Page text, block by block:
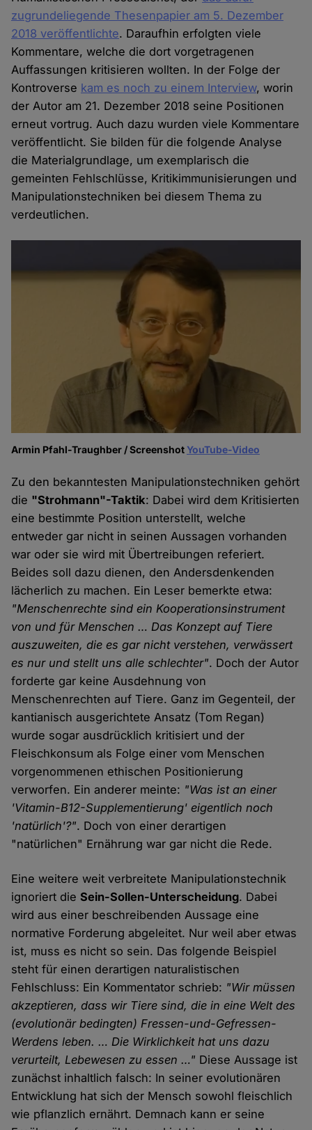
zugrundeliegende Thesenpapier am 5. Dezember
2018 veröffentlichte. Daraufhin erfolgten viele
Kommentare, welche die dort vorgetragenen
Auffassungen kritisieren wollten. In der Folge der
Kontroverse kam es noch zu einem Interview, worin
der Autor am 21. Dezember 2018 seine Positionen
erneut vortrug. Auch dazu wurden viele Kommentare
veröffentlicht. Sie bilden für die folgende Analyse
die Materialgrundlage, um exemplarisch die
gemeinten Fehlschlüsse, Kritikimmunisierungen und
Manipulationstechniken bei diesem Thema zu
verdeutlichen.
Armin Pfahl-Traughber / Screenshot YouTube-Video
Zu den bekanntesten Manipulationstechniken gehört
die "Strohmann"-Taktik: Dabei wird dem Kritisierten
eine bestimmte Position unterstellt, welche
entweder gar nicht in seinen Aussagen vorhanden
war oder sie wird mit Übertreibungen referiert.
Beides soll dazu dienen, den Andersdenkenden
lächerlich zu machen. Ein Leser bemerkte etwa:
"Menschenrechte sind ein Kooperationsinstrument
von und für Menschen … Das Konzept auf Tiere
auszuweiten, die es gar nicht verstehen, verwässert
es nur und stellt uns alle schlechter". Doch der Autor
forderte gar keine Ausdehnung von
Menschenrechten auf Tiere. Ganz im Gegenteil, der
kantianisch ausgerichtete Ansatz (Tom Regan)
wurde sogar ausdrücklich kritisiert und der
Fleischkonsum als Folge einer vom Menschen
vorgenommenen ethischen Positionierung
verworfen. Ein anderer meinte: "Was ist an einer
'Vitamin-B12-Supplementierung' eigentlich noch
'natürlich'?". Doch von einer derartigen
"natürlichen" Ernährung war gar nicht die Rede.
Eine weitere weit verbreitete Manipulationstechnik
ignoriert dieSein-Sollen-Unterscheidung. Dabei
wird aus einer beschreibenden Aussage eine
normative Forderung abgeleitet. Nur weil aber etwas
ist, muss es nicht so sein. Das folgende Beispiel
steht für einen derartigen naturalistischen
Fehlschluss: Ein Kommentator schrieb: "Wir müssen
akzeptieren, dass wir Tiere sind, die in eine Welt des
(evolutionär bedingten) Fressen-und-Gefressen-
Werdens leben. … Die Wirklichkeit hat uns dazu
verurteilt, Lebewesen zu essen …" Diese Aussage ist
zunächst inhaltlich falsch: In seiner evolutionären
Entwicklung hat sich der Mensch sowohl fleischlich
wie pflanzlich ernährt. Demnach kann er seine